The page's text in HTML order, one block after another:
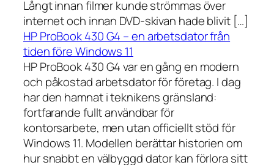
Långt innan filmer kunde strömmas över
internet och innan DVD-skivan hade blivit […]
HP ProBook 430 G4 – en arbetsdator från
tiden före Windows 11
HP ProBook 430 G4 var en gång en modern
och påkostad arbetsdator för företag. I dag
har den hamnat i teknikens gränsland:
fortfarande fullt användbar för
kontorsarbete, men utan officiellt stöd för
Windows 11. Modellen berättar historien om
hur snabbt en välbyggd dator kan förlora sitt